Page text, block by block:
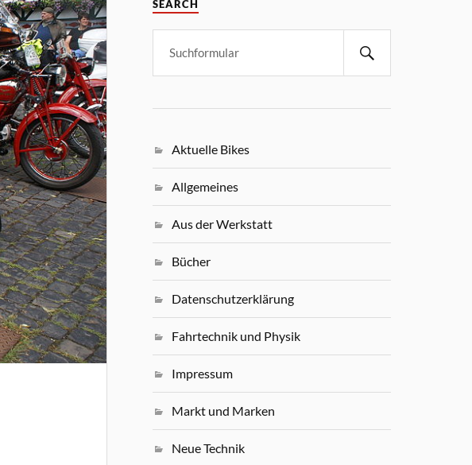
SEARCH
Aktuelle Bikes
Allgemeines
Aus der Werkstatt
Bücher
Datenschutzerklärung
Fahrtechnik und Physik
Impressum
Markt und Marken
Neue Technik